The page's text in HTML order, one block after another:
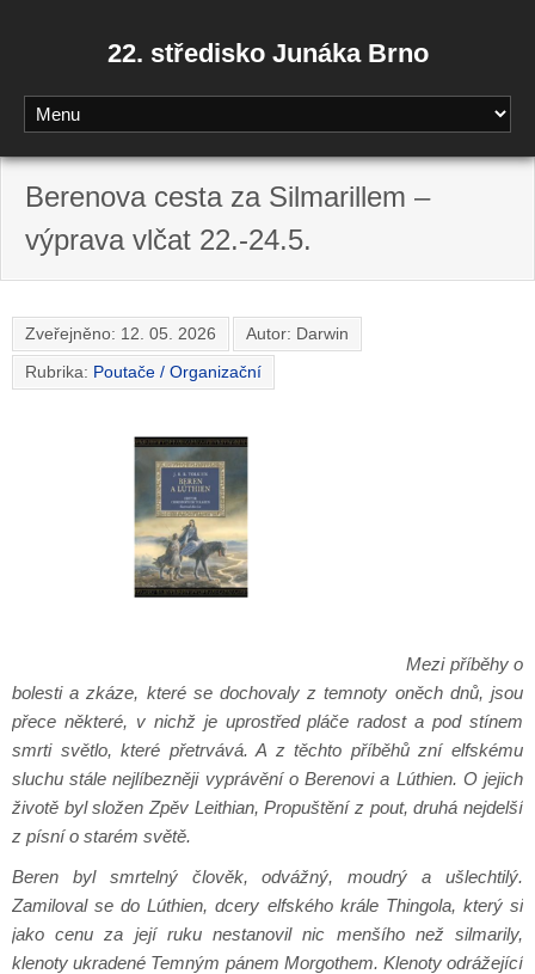
22. středisko Junáka Brno
Berenova cesta za Silmarillem –
výprava vlčat 22.-24.5.
Zveřejněno: 12. 05. 2026 Autor: Darwin
Rubrika: Poutače / Organizační
Mezi příběhy o
bolesti a zkáze, které se dochovaly z temnoty oněch dnů, jsou
přece některé, v nichž je uprostřed pláče radost a pod stínem
smrti světlo, které přetrvává. A z těchto příběhů zní elfskému
sluchu stále nejlíbezněji vyprávění o Berenovi a Lúthien. O jejich
životě byl složen Zpěv Leithian, Propuštění z pout, druhá nejdelší
z písní o starém světě.
Beren byl smrtelný člověk, odvážný, moudrý a ušlechtilý.
Zamiloval se do Lúthien, dcery elfského krále Thingola, který si
jako cenu za její ruku nestanovil nic menšího než silmarily,
klenoty ukradené Temným pánem Morgothem. Klenoty odrážející